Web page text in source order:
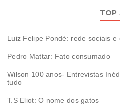
TOP
Luiz Felipe Pondé: rede sociais e
Pedro Mattar: Fato consumado
Wilson 100 anos- Entrevistas
tudo
T.S Eliot: O nome dos gatos